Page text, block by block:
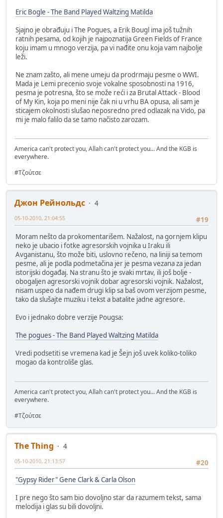
Eric Bogle - The Band Played Waltzing Matilda
Sjajno je obrađuju i The Pogues, a Erik Bougl ima još tužnih
ratnih pesama, od kojih je najpoznatija Green Fields of France
koju imam u mnogo verzija, pa vi nađite onu koja vam najbolje
leži.
Ne znam zašto, ali mene umeju da prodrmaju pesme o WWI.
Mada je Lemi precenio svoje vokalne sposobnosti na 1916,
pesma je potresna, što se može reći i za Brutal Attack - Blood
of My Kin, koja po meni nije čak ni u vrhu BA opusa, ali sam je
sticajem okolnosti slušao neposredno pred odlazak na Vido, pa
mi je malo falilo da se tamo načisto zarozam.
America can't protect you, Allah can't protect you... And the KGB is
everywhere.
#Τζούτσε
Джон Рейнольдс
4
#19
05-10-2010, 21:04:55
Moram nešto da prokomentarišem. Nažalost, na gornjem klipu
neko je ubacio i fotke agresorskih vojnika u Iraku ili
Avganistanu, što može biti, uslovno rečeno, na liniji sa temom
pesme, ali je podla podmetačina jer je pesma vezana za jedan
istorijski događaj. Na stranu što je svaki mrtav, ili još bolje -
obogaljen agresorski vojnik dobar agresorski vojnik. Nažalost,
nisam uspeo da nađem drugi klip sa baš ovom verzijom pesme,
tako da slušajte muziku i tekst a batalite jadne agresore.
Evo i jednako dobre verzije Pougsa:
The pogues - The Band Played Waltzing Matilda
Vredi podsetiti se vremena kad je Šejn još uvek koliko-toliko
mogao da kontroliše glas.
America can't protect you, Allah can't protect you... And the KGB is
everywhere.
#Τζούτσε
The Thing
4
#20
05-10-2010, 21:13:57
"Gypsy Rider" Gene Clark & Carla Olson
I pre nego što sam bio dovoljno star da razumem tekst, sama
melodija i glas su bili dovoljni.